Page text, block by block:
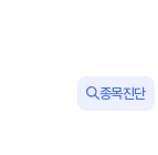
종목진단